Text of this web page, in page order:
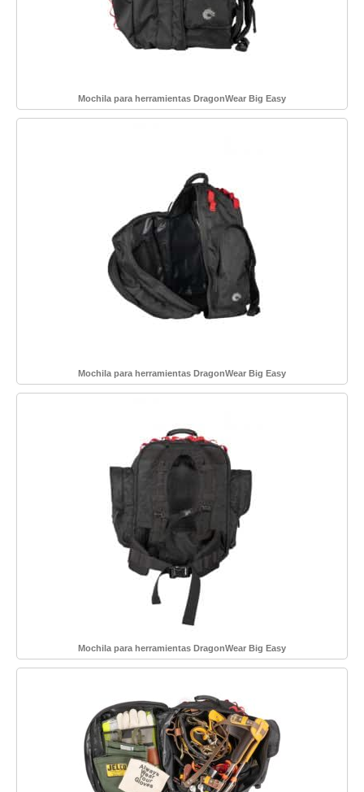
Mochila para herramientas DragonWear Big Easy
Mochila para herramientas DragonWear Big Easy
Mochila para herramientas DragonWear Big Easy